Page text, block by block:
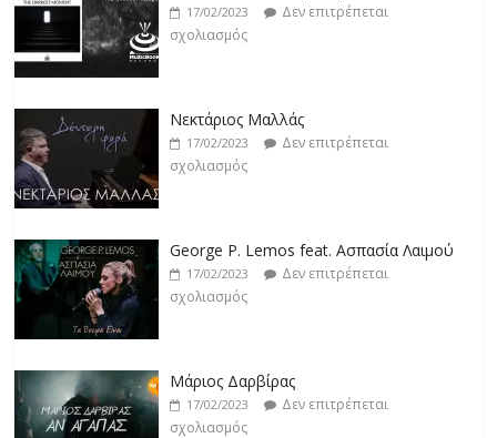
17/02/2023
Δεν επιτρέπεται
σχολιασμός
Νεκτάριος Μαλλάς
17/02/2023
Δεν επιτρέπεται
σχολιασμός
George P. Lemos feat. Ασπασία Λαιμού
17/02/2023
Δεν επιτρέπεται
σχολιασμός
Μάριος Δαρβίρας
17/02/2023
Δεν επιτρέπεται
σχολιασμός